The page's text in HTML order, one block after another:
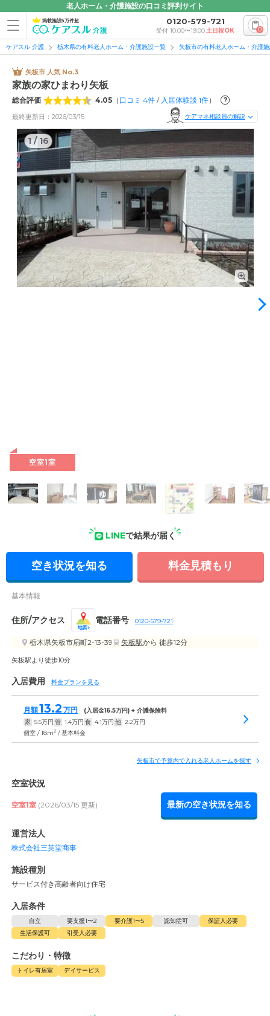
老人ホーム・介護施設の口コミ評判サイト
掲載施設5万件超 0120-579-721
受付 10:00〜19:00土日祝OK 0
ケアスル 介護 栃木県の有料老人ホーム・介護施設一覧 矢板市の有料老人ホーム・介護
矢板市 人気 No.3
家族の家ひまわり矢板
総合評価 4.05 （ 口コミ 4件 /入居体験談 1件） ?
最終更新日：2026/03/15 ケアマネ相談員の解説
1/ 16
受付・エントランス: 広々としたスロープを設置した玄関で、
空室1室
LINEで結果が届く
空き状況を知る 料金見積もり
基本情報
住所/アクセス
地図
電話番号 0120-579-721
栃木県矢板市扇町2-13-39 矢板駅から 徒歩12分
矢板駅より徒歩10分
入居費用 料金プランを見る
月額13.2 万円 (入居金16.5万円) + 介護保険料
家 5.5万円 管 1.4万円 食 4.1万円 他 2.2万円
個室 / 18m2 / 基本料金
矢板市で予算内で入れる老人ホームを探す
空室状況
空室1室 (2026/03/15 更新) 最新の空き状況を知る
運営法人
株式会社三英堂商事
施設種別
サービス付き高齢者向け住宅
入居条件
自立 要支援1〜2 要介護1〜5 認知症可
保証人必要
生活保護可
引受人必要
こだわり・特徴
トイレ有居室 デイサービス